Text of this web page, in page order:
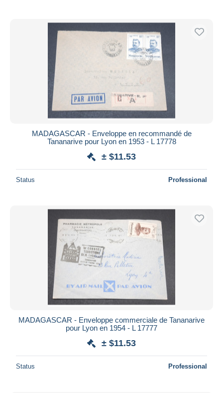
MADAGASCAR - Enveloppe en recommandé de
Tananarive pour Lyon en 1953 - L 17778
± $11.53
Status Professional
MADAGASCAR - Enveloppe commerciale de Tananarive
pour Lyon en 1954 - L 17777
± $11.53
Status Professional